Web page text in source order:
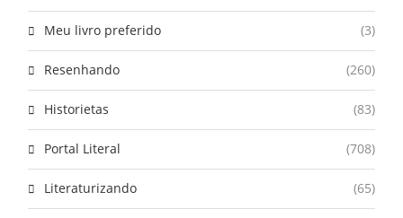
Meu livro preferido (3)
Resenhando (260)
Historietas (83)
Portal Literal (708)
Literaturizando (65)